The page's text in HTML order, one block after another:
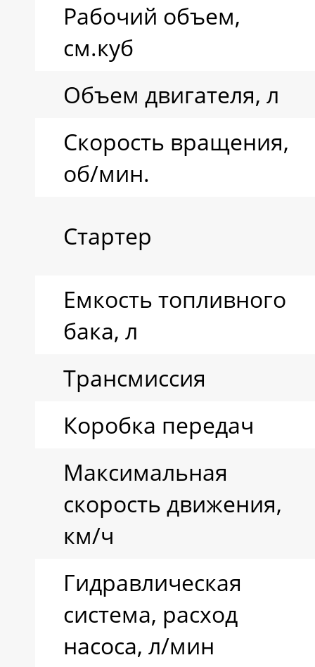
Рабочий объем,
см.куб
Объем двигателя, л
Скорость вращения,
об/мин.
Стартер
Емкость топливного
бака, л
Трансмиссия
Коробка передач
Максимальная
скорость движения,
км/ч
Гидравлическая
система, расход
насоса, л/мин